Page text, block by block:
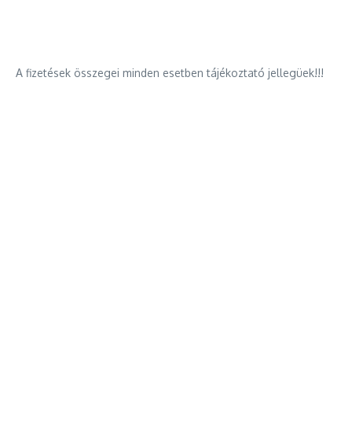
A fizetések összegei minden esetben tájékoztató jellegüek!!!